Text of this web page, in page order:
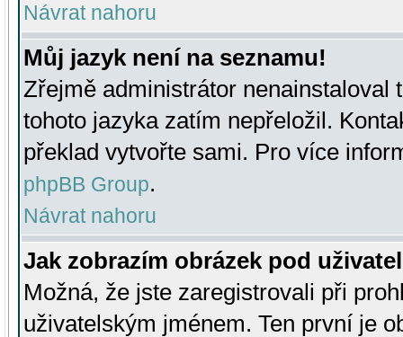
Návrat nahoru
Můj jazyk není na seznamu!
Zřejmě administrátor nenainstaloval
tohoto jazyka zatím nepřeložil.
překlad vytvořte sami. Pro více
phpBB Group.
Návrat nahoru
Jak zobrazím obrázek pod
Možná, že jste zaregistrovali při
uživatelským jménem. Ten první je